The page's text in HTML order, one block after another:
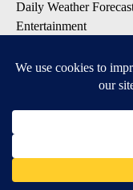
Daily Weather
Entertainment
DOWNLOAD OUR